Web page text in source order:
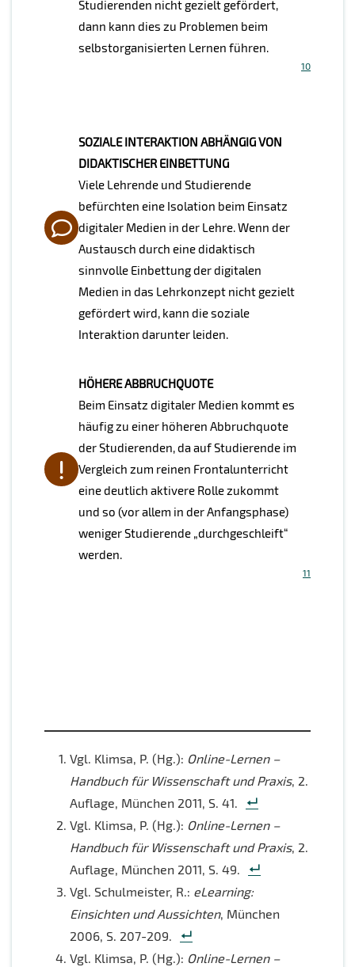
Studierenden nicht gezielt gefördert,
dann kann dies zu Problemen beim
selbstorganisierten Lernen führen.
10
SOZIALE INTERAKTION ABHÄNGIG VON
DIDAKTISCHER EINBETTUNG
Viele Lehrende und Studierende
befürchten eine Isolation beim Einsatz
digitaler Medien in der Lehre. Wenn der
Austausch durch eine didaktisch
sinnvolle Einbettung der digitalen
Medien in das Lehrkonzept nicht gezielt
gefördert wird, kann die soziale
Interaktion darunter leiden.
HÖHERE ABBRUCHQUOTE
Beim Einsatz digitaler Medien kommt es
häufig zu einer höheren Abbruchquote
der Studierenden, da auf Studierende im
Vergleich zum reinen Frontalunterricht
eine deutlich aktivere Rolle zukommt
und so (vor allem in der Anfangsphase)
weniger Studierende „durchgeschleift“
werden.
11
Vgl. Klimsa, P. (Hg.): Online-Lernen –
Handbuch für Wissenschaft und Praxis, 2.
Auflage, München 2011, S. 41.
Vgl. Klimsa, P. (Hg.): Online-Lernen –
Handbuch für Wissenschaft und Praxis, 2.
Auflage, München 2011, S. 49.
Vgl. Schulmeister, R.: eLearning:
Einsichten und Aussichten, München
2006, S. 207-209.
Vgl. Klimsa, P. (Hg.): Online-Lernen –